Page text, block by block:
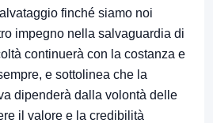
finché siamo noi
impegno nella salvaguardia di
continuerà con la costanza e
e sottolinea che la
dipenderà dalla volontà delle
il valore e la credibilità